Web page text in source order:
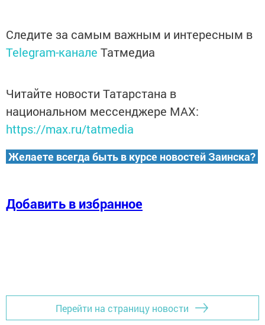
Следите за самым важным и интересным в
Telegram-канале Татмедиа
Читайте новости Татарстана в
национальном мессенджере MАХ:
https://max.ru/tatmedia
Желаете всегда быть в курсе новостей Заинска?
Добавить в избранное
Перейти на страницу новости